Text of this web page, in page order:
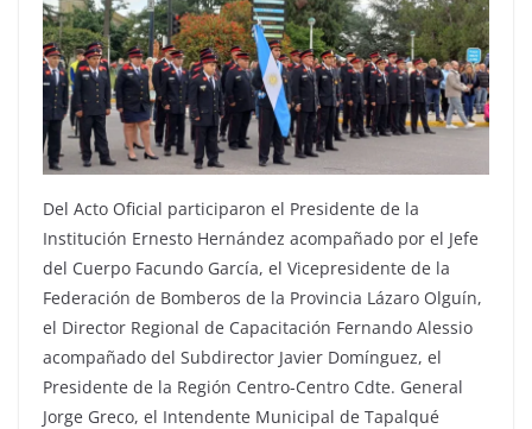
Del Acto Oficial participaron el Presidente de la
Institución Ernesto Hernández acompañado por el Jefe
del Cuerpo Facundo García, el Vicepresidente de la
Federación de Bomberos de la Provincia Lázaro Olguín,
el Director Regional de Capacitación Fernando Alessio
acompañado del Subdirector Javier Domínguez, el
Presidente de la Región Centro-Centro Cdte. General
Jorge Greco, el Intendente Municipal de Tapalqué